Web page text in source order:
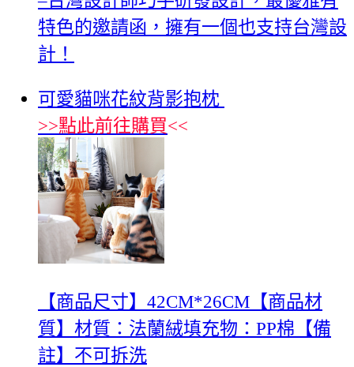
特色的邀請函，擁有一個也支持台灣設
計！
可愛貓咪花紋背影抱枕
>>點此前往購買<<
【商品尺寸】42CM*26CM【商品材
質】材質：法蘭絨填充物：PP棉【備
註】不可拆洗